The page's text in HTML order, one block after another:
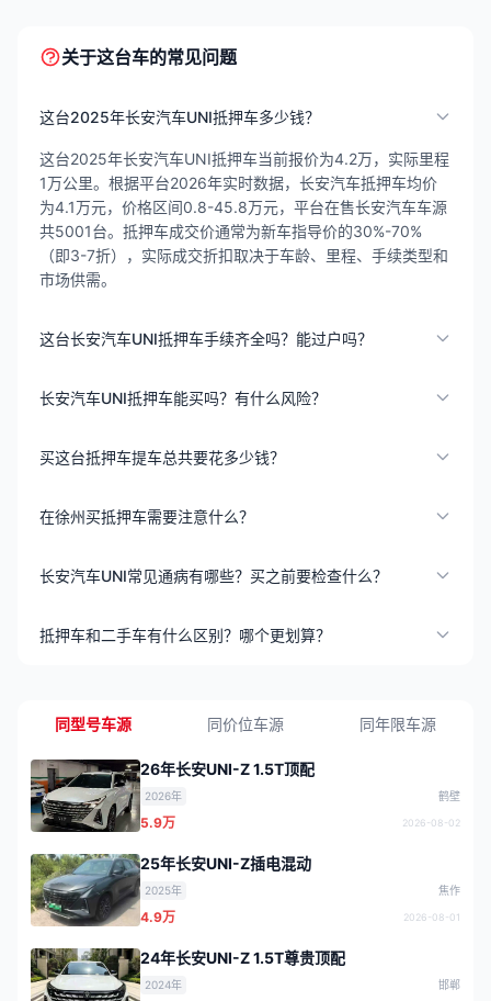
关于这台车的常见问题
这台2025年长安汽车UNI抵押车多少钱？
这台2025年长安汽车UNI抵押车当前报价为4.2万，实际里程
1万公里。根据平台2026年实时数据，长安汽车抵押车均价
为4.1万元，价格区间0.8-45.8万元，平台在售长安汽车车源
共5001台。抵押车成交价通常为新车指导价的30%-70%
（即3-7折），实际成交折扣取决于车龄、里程、手续类型和
市场供需。
这台长安汽车UNI抵押车手续齐全吗？能过户吗？
长安汽车UNI抵押车能买吗？有什么风险？
买这台抵押车提车总共要花多少钱？
在徐州买抵押车需要注意什么？
长安汽车UNI常见通病有哪些？买之前要检查什么？
抵押车和二手车有什么区别？哪个更划算？
同型号车源 同价位车源 同年限车源
26年长安UNI-Z 1.5T顶配
2026年 鹤壁
5.9万 2026-08-02
25年长安UNI-Z插电混动
2025年 焦作
4.9万 2026-08-01
24年长安UNI-Z 1.5T尊贵顶配
2024年 邯郸